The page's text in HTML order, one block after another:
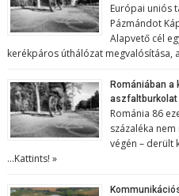
Európai uniós
Pázmándot
Alapvető cél
kerékpáros úthálózat megvalósítása,
Romániában
aszfaltburkolat
Románia 86
százaléka
végén – derült
…Kattints! »